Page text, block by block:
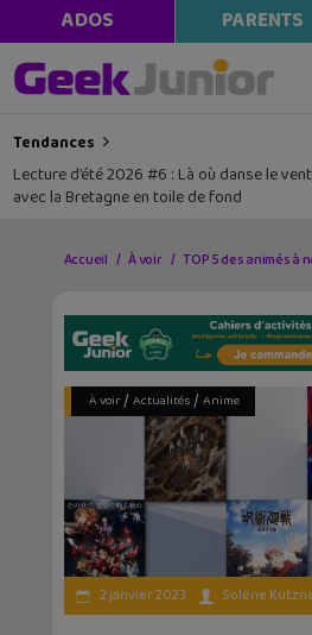
ADOS PARENTS
Tendances
Lecture d’été 2026 #6 : Là où danse le
avec la Bretagne en toile de fond
Accueil À voir TOP 5 des animés à
À voir/ Actualités/ Anime
2 janvier 2023 Solène